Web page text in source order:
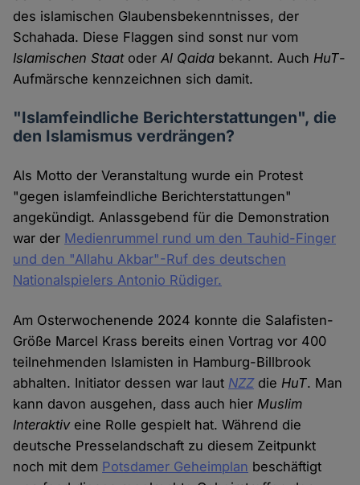
des islamischen Glaubensbekenntnisses, der
Schahada. Diese Flaggen sind sonst nur vom
Islamischen Staat oderAl Qaida bekannt. AuchHuT-
Aufmärsche kennzeichnen sich damit.
"Islamfeindliche Berichterstattungen", die
den Islamismus verdrängen?
Als Motto der Veranstaltung wurde ein Protest
"gegen islamfeindliche Berichterstattungen"
angekündigt. Anlassgebend für die Demonstration
war der Medienrummel rund um den Tauhid-Finger
und den "Allahu Akbar"-Ruf des deutschen
Nationalspielers Antonio Rüdiger.
Am Osterwochenende 2024 konnte die Salafisten-
Größe Marcel Krass bereits einen Vortrag vor 400
teilnehmenden Islamisten in Hamburg-Billbrook
abhalten. Initiator dessen war laut NZZdieHuT. Man
kann davon ausgehen, dass auch hierMuslim
Interaktiveine Rolle gespielt hat. Während die
deutsche Presselandschaft zu diesem Zeitpunkt
noch mit dem Potsdamer Geheimplan beschäftigt